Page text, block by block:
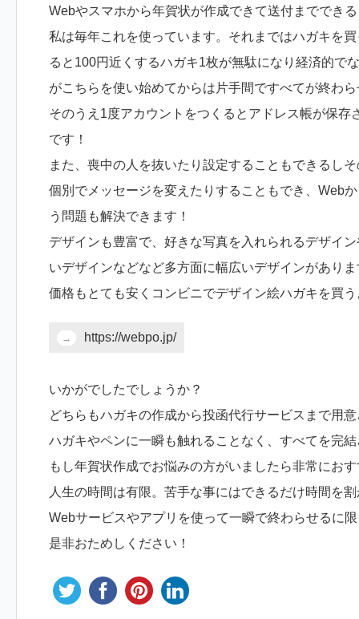
Webやスマホから年賀状が作成できて送付まででき
私は毎年これを使っています。それまではハガキを
ると100円近くするハガキ1枚が無駄になり経済的で
がこちらを使い始めてからは片手間ですべてが終わ
そのうえ1度アカウントをつくるとアドレス帳が保
です！
また、喪中の人を抜いたり設定することもできるし
個別でメッセージを変えたりすることもでき、Web
う問題も解決できます！
デザインも豊富で、好きな写真を入れられるデザイ
いデザインなどなど多方面に幅広いデザインがあり
価格もとても安くコンビニでデザイン絵ハガキを買
https://webpo.jp/
いかがでしたでしょうか？
どちらもハガキの作成から投函代行サービスまで用
ハガキやペンに一瞬も触れることなく、すべてを完
もし年賀状作成でお悩みの方がいましたら非常にお
人生の時間は有限。苦手な事にはできるだけ時間を
Webサービスやアプリを使って一瞬で終わらせるに
是非おためしください！